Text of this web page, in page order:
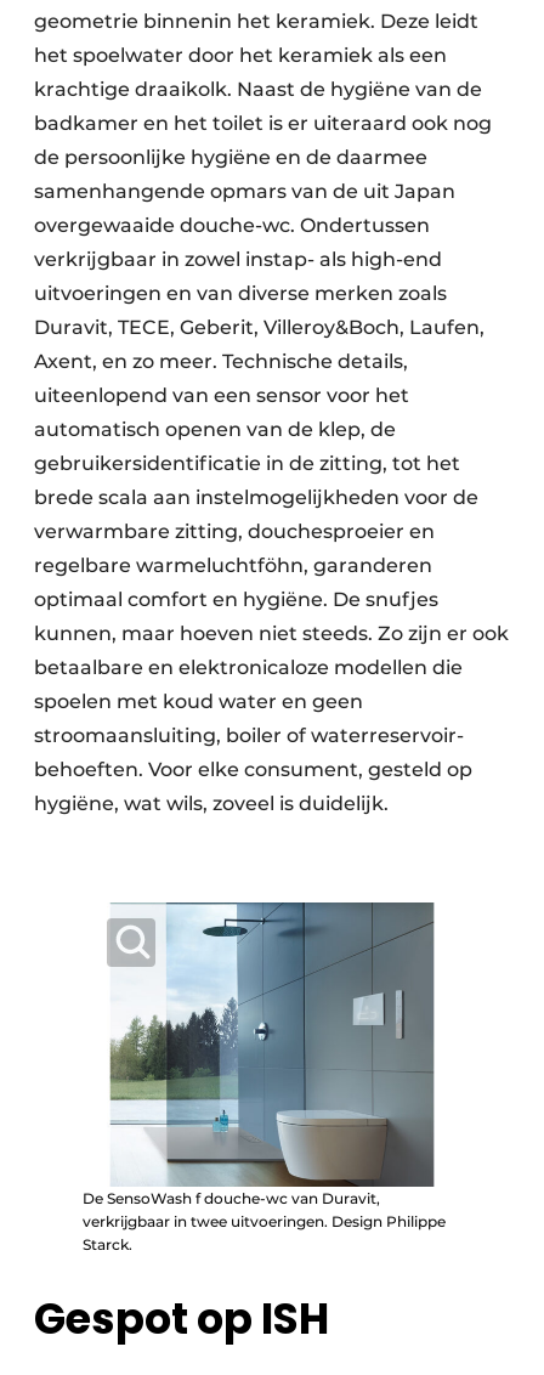
geometrie binnenin het keramiek. Deze leidt
het spoelwater door het keramiek als een
krachtige draaikolk. Naast de hygiëne van de
badkamer en het toilet is er uiteraard ook nog
de persoonlijke hygiëne en de daarmee
samenhangende opmars van de uit Japan
overgewaaide douche-wc. Ondertussen
verkrijgbaar in zowel instap- als high-end
uitvoeringen en van diverse merken zoals
Duravit, TECE, Geberit, Villeroy&Boch, Laufen,
Axent, en zo meer. Technische details,
uiteenlopend van een sensor voor het
automatisch openen van de klep, de
gebruikersidentificatie in de zitting, tot het
brede scala aan instelmogelijkheden voor de
verwarmbare zitting, douchesproeier en
regelbare warmeluchtföhn, garanderen
optimaal comfort en hygiëne. De snufjes
kunnen, maar hoeven niet steeds. Zo zijn er ook
betaalbare en elektronicaloze modellen die
spoelen met koud water en geen
stroomaansluiting, boiler of waterreservoir­
behoeften. Voor elke consument, gesteld op
hygiëne, wat wils, zoveel is duidelijk.
De SensoWash f douche-wc van Duravit,
verkrijgbaar in twee uitvoeringen. Design Philippe
Starck.
Gespot op ISH